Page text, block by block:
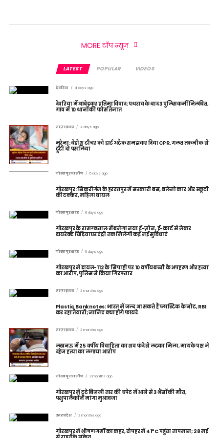
MORE टॉप न्यूज़
LATEST POPULAR VIDEOS
देवरिया 4 days ago
देवरिया में आंबेडकर प्रतिमा विवाद: पथराव के बाद 3 पुलिसकर्मी निलंबित,
गांव में 10 थानों की फोर्स तैनात
ताज़ा ख़बर 4 days ago
मुरैना: बेहोश टीचर को हार्ट अटैक समझकर दिया CPR, गलत तकनीक से
टूटीं दो पसलियां
गोरखपुर ग्रामीण 5 days ago
गोरखपुर: सिकरीगंज के हरदत्तपुर में सरकारी बस, बलेनो कार और स्कूटी
की टक्कर, महिला घायल
गोरखपुर शहर 6 days ago
गोरखपुर के रामगढ़ताल में बनेगा नया ई-ज़ोन, ई-कार्ट से लेकर
डायरेक्ट चिड़ियाघर एंट्री तक मिलेंगी कई नई सुविधाएं
गोरखपुर शहर 6 days ago
गोरखपुर में डायल-112 के सिपाही पर 10 वर्षीय बच्ची के अपहरण और हत्या
का आरोप, पुलिस ने किया गिरफ्तार
ताज़ा ख़बर 2 months ago
Plastic Banknotes: भारत में जल्द आ सकते हैं प्लास्टिक के नोट, RBI
कर रहा तैयारी; जानिए क्या होंगे फायदे
ताज़ा ख़बर 2 months ago
लखनऊ में 25 वर्षीय विवाहिता का शव फंदे से लटका मिला, मायके पक्ष ने
दहेज हत्या का लगाया आरोप
गोरखपुर ग्रामीण 2 months ago
गोरखपुर में टूटे बिजली तार की चपेट में आने से 3 भैंसों की मौत,
पशुपालकों ने मांगा मुआवजा
उत्तर प्रदेश 2 months ago
गोरखपुर में भीषण गर्मी का कहर, दोपहर में 41°C पहुंचा तापमान; 28 मई